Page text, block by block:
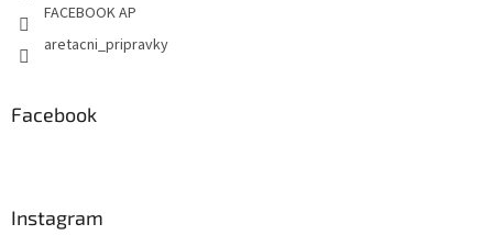
FACEBOOK AP
aretacni_pripravky
Facebook
Instagram